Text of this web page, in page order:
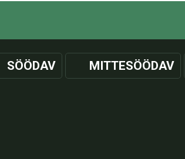
SÖÖDAV MITTESÖÖDAV